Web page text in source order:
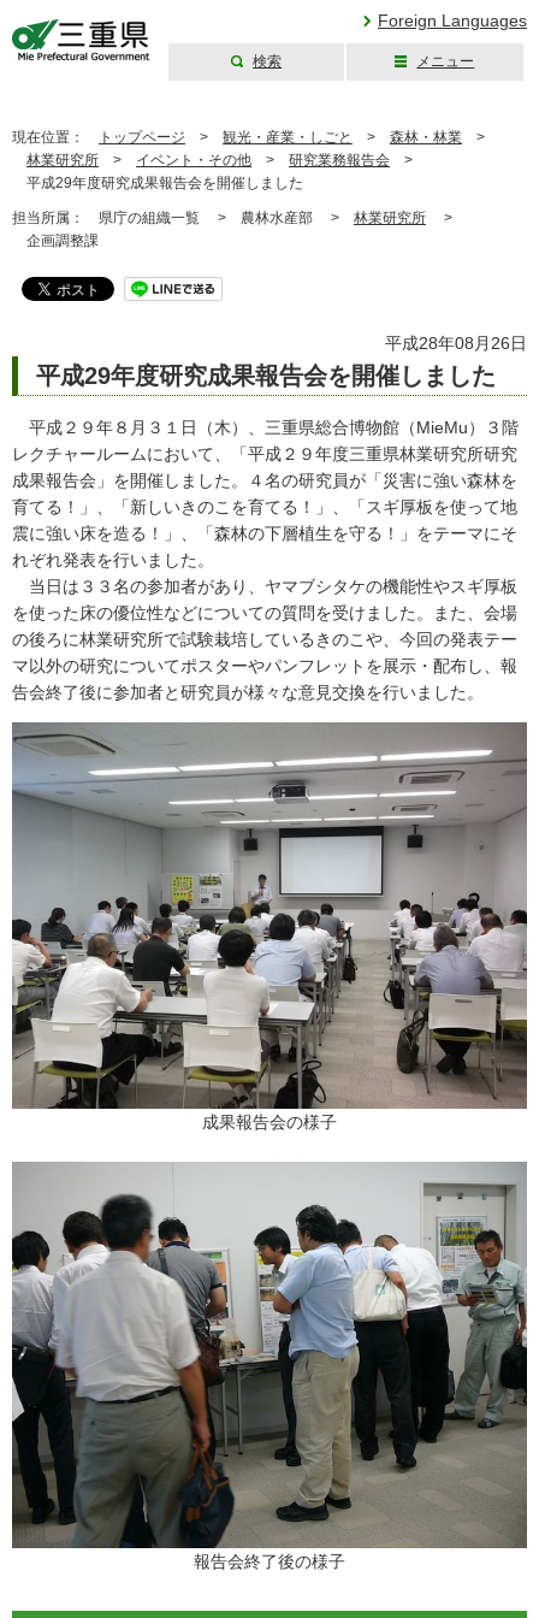
Foreign Languages
検索 メニュー
現在位置： トップページ > 観光・産業・しごと > 森林・林業 >
林業研究所 > イベント・その他 > 研究業務報告会 >
平成29年度研究成果報告会を開催しました
担当所属： 県庁の組織一覧 > 農林水産部 > 林業研究所 >
企画調整課
平成28年08月26日
平成29年度研究成果報告会を開催しました
平成２９年８月３１日（木）、三重県総合博物館（MieMu）３階
レクチャールームにおいて、「平成２９年度三重県林業研究所研究
成果報告会」を開催しました。４名の研究員が「災害に強い森林を
育てる！」、「新しいきのこを育てる！」、「スギ厚板を使って地
震に強い床を造る！」、「森林の下層植生を守る！」をテーマにそ
れぞれ発表を行いました。
当日は３３名の参加者があり、ヤマブシタケの機能性やスギ厚板
を使った床の優位性などについての質問を受けました。また、会場
の後ろに林業研究所で試験栽培しているきのこや、今回の発表テー
マ以外の研究についてポスターやパンフレットを展示・配布し、報
告会終了後に参加者と研究員が様々な意見交換を行いました。
成果報告会の様子
報告会終了後の様子